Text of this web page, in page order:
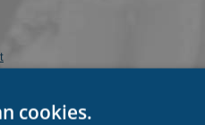
cookies.